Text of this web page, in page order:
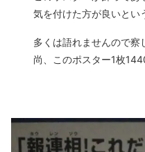
気を付けた方が良いとい
多くは語れませんので察
尚、このポスター1枚